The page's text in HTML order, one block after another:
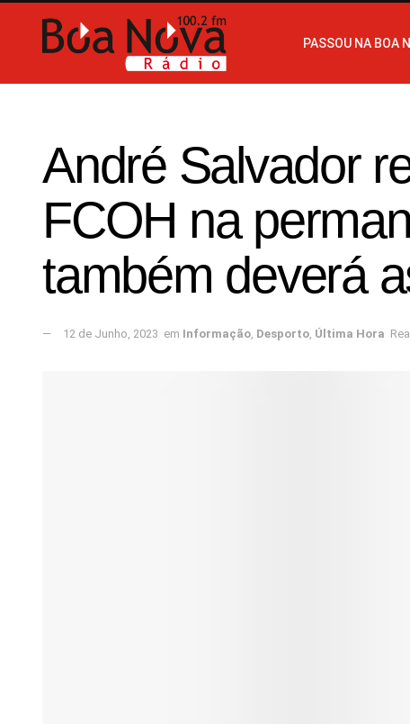
PASSOU NA BOA
André Salvador
FCOH na
também deverá
12 de Junho, 2023 em Informação, Desporto, Última Hora